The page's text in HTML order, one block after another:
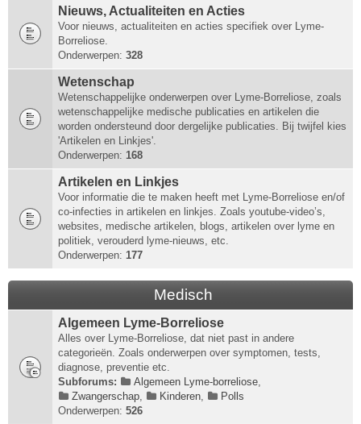
Nieuws, Actualiteiten en Acties
Voor nieuws, actualiteiten en acties specifiek over Lyme-
Borreliose.
Onderwerpen: 328
Wetenschap
Wetenschappelijke onderwerpen over Lyme-Borreliose, zoals
wetenschappelijke medische publicaties en artikelen die
worden ondersteund door dergelijke publicaties. Bij twijfel kies
'Artikelen en Linkjes'.
Onderwerpen: 168
Artikelen en Linkjes
Voor informatie die te maken heeft met Lyme-Borreliose en/of
co-infecties in artikelen en linkjes. Zoals youtube-video’s,
websites, medische artikelen, blogs, artikelen over lyme en
politiek, verouderd lyme-nieuws, etc.
Onderwerpen: 177
Medisch
Algemeen Lyme-Borreliose
Alles over Lyme-Borreliose, dat niet past in andere
categorieën. Zoals onderwerpen over symptomen, tests,
diagnose, preventie etc.
Subforums:
Algemeen Lyme-borreliose,
Zwangerschap, Kinderen,
Polls
Onderwerpen: 526